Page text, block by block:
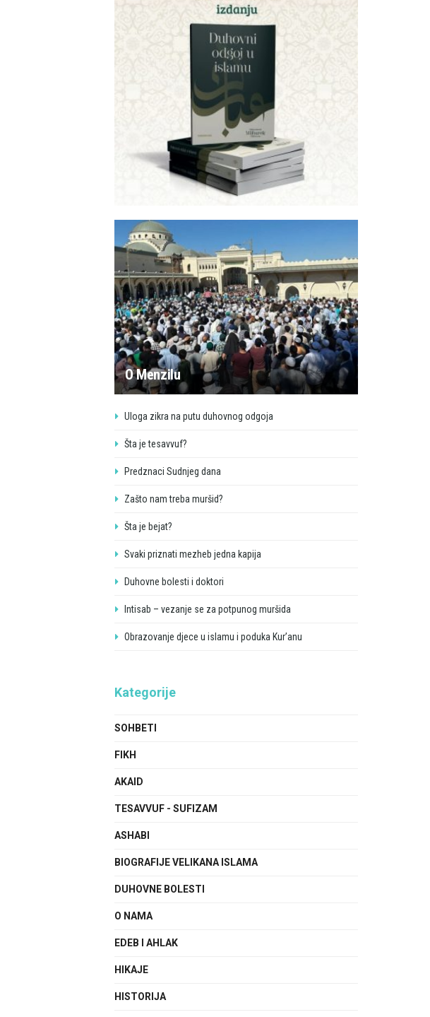
O Menzilu
Uloga zikra na putu duhovnog odgoja
Šta je tesavvuf?
Predznaci Sudnjeg dana
Zašto nam treba muršid?
Šta je bejat?
Svaki priznati mezheb jedna kapija
Duhovne bolesti i doktori
Intisab – vezanje se za potpunog muršida
Obrazovanje djece u islamu i poduka Kur’anu
Kategorije
SOHBETI
FIKH
AKAID
TESAVVUF - SUFIZAM
ASHABI
BIOGRAFIJE VELIKANA ISLAMA
DUHOVNE BOLESTI
O NAMA
EDEB I AHLAK
HIKAJE
HISTORIJA